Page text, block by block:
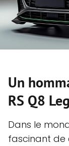
Un
RS Q8
Dans le
fascinant de